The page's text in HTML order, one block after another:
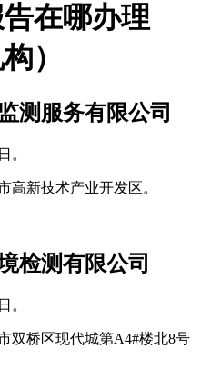
在哪办理
）
测服务有限公司
。
高新技术产业开发区。
检测有限公司
。
双桥区现代城第A4#楼北8号